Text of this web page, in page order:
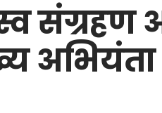
संग्रहण